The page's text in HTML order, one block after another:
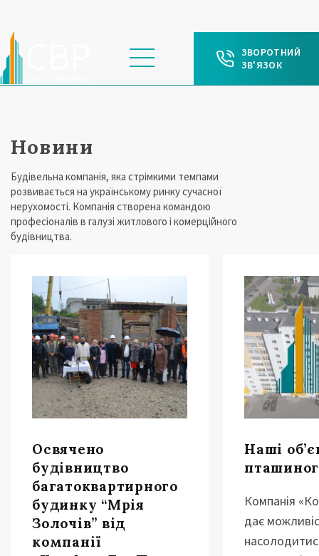
ЗВОРОТНИЙ
ЗВ'ЯЗОК
Новини
Будівельна компанія, яка стрімкими темпами
розвивається на українському ринку сучасної
нерухомості. Компанія створена командою
професіоналів в галузі житлового і комерційного
будівництва.
Освячено
будівництво
багатоквартирного
будинку “Мрія
Золочів” від
компанії
Наші
Компанія
дає